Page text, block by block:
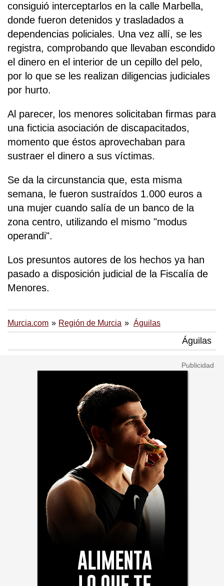
consiguió interceptarlos en la calle Marbella,
donde fueron detenidos y trasladados a
dependencias policiales. Una vez allí, se les
registra, comprobando que llevaban escondido
el dinero en el interior de un cepillo del pelo,
por lo que se les realizan diligencias judiciales
por hurto.
Al parecer, los menores solicitaban firmas para
una ficticia asociación de discapacitados,
momento que éstos aprovechaban para
sustraer el dinero a sus víctimas.
Se da la circunstancia que, esta misma
semana, le fueron sustraídos 1.000 euros a
una mujer cuando salía de un banco de la
zona centro, utilizando el mismo "modus
operandi".
Los presuntos autores de los hechos ya han
pasado a disposición judicial de la Fiscalía de
Menores.
Murcia.com Región de Murcia Águilas
Águilas